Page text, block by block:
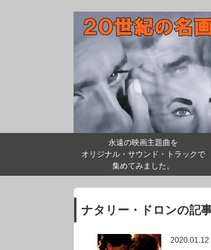
永遠の映画主題曲を
オリジナル・サウンド・トラックで
集めてみました。
ナタリー・ドロンの記
2020.01.12